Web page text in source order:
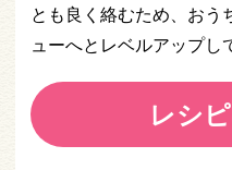
とも良く絡むため、おう
ューへとレベルアップし
レシ